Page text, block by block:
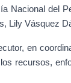
Nacional del
Lily Vásquez
en
recursos,